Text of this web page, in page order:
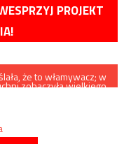
PROJEKT
że to włamywacz; w
zobaczyła wielkiego